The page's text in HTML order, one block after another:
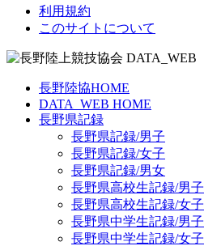
利用規約
このサイトについて
長野陸協HOME
DATA_WEB HOME
長野県記録
長野県記録/男子
長野県記録/女子
長野県記録/男女
長野県高校生記録/男子
長野県高校生記録/女子
長野県中学生記録/男子
長野県中学生記録/女子